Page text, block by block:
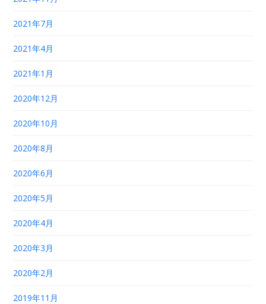
2021年7月
2021年4月
2021年1月
2020年12月
2020年10月
2020年8月
2020年6月
2020年5月
2020年4月
2020年3月
2020年2月
2019年11月